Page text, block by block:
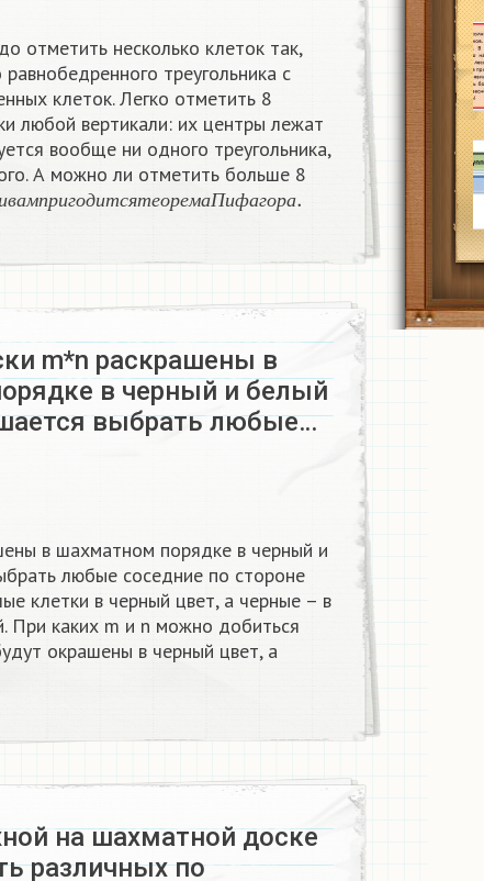
отметить несколько клеток так,
треугольника с
клеток. Легко отметить 8
любой вертикали: их центры лежат
вообще ни одного треугольника,
А можно ли отметить больше 8
ивампр иг о д итсяте оремаП ифаг ора
ниивамприго дитсятеоремаПи ра
m*n раскрашены в
в черный и белый
выбрать любые…
в шахматном порядке в черный и
любые соседние по стороне
клетки в черный цвет, а черные – в
При каких m и n можно добиться
окрашены в черный цвет, а
на шахматной доске
различных по